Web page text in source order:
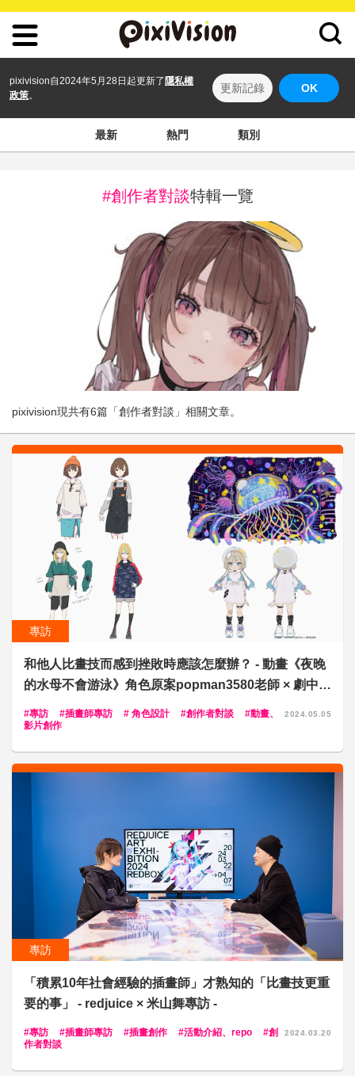
pixivision自2024年5月28日起更新了 隱私權
政策。
更新記錄 OK
最新 熱門 類別
#創作者對談特輯一覽
pixivision現共有6篇「創作者對談」相關文章。
專訪
和他人比畫技而感到挫敗時應該怎麼辦？ - 動畫《夜晚
的水母不會游泳》角色原案popman3580老師 × 劇中插
畫原案Hamunezuko老師對談 -
專訪 插畫師專訪 角色設計 創作者對談
動畫、
影片創作
2024.05.05
專訪
「積累10年社會經驗的插畫師」才熟知的「比畫技更重
要的事」 - redjuice × 米山舞專訪 -
專訪 插畫師專訪 插畫創作 活動介紹、repo
創
作者對談
2024.03.20